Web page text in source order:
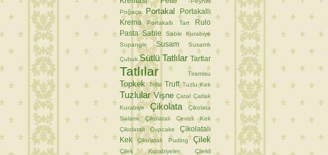
Poğaça
Portakal
Portakallı
Krema
Portakallı Tart
Rulo
Pasta Sable
Sable Kurabiye
Supangle
Susam Susamlı
Çubuk Sütlü Tatlılar Tartlar
Tatlılar Tiramisu
Topkek Trifle Truff Tuzlu Kek
Tuzlular Vişne Çatal Çatlak
Kurabiye
Çikolata
Çikolata
Salamı
Çikolatalı Cevizli Kek
Çikolatalı Cupcake
Çikolatalı
Kek
Çikolatalı Puding Çilek
Çilek Kurabiyeler
Çilekli